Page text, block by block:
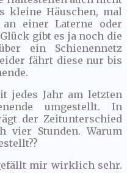
kleine Häuschen, mal
einer Laterne oder
gibt es ja noch die
ein Schienennetz
fährt diese nur bis
jedes Jahr am letzten
umgestellt. In
der Zeitunterschied
vier Stunden. Warum
mir wirklich sehr.